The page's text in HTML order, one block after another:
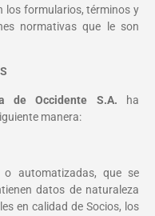
los formularios, términos y
normativas que le son
de Occidente S.A.
ha
manera:
automatizadas, que se
datos de naturaleza
en calidad de Socios, los